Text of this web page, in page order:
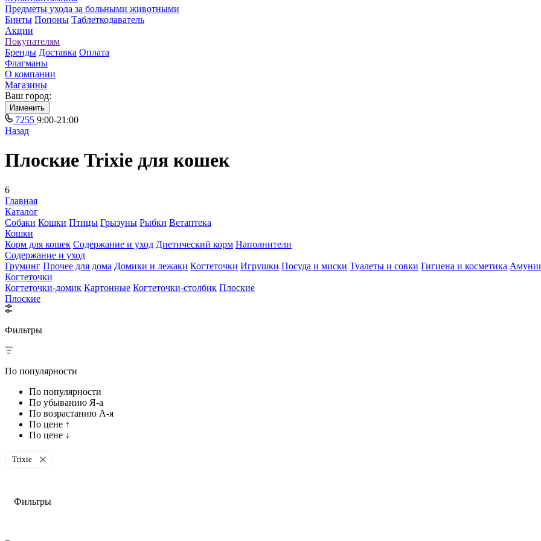
Предметы ухода за больными животными
Бинты Попоны Таблеткодаватель
Акции
Покупателям
Бренды Доставка Оплата
Флагманы
О компании
Магазины
Ваш город:
Изменить
7255 9:00-21:00
Назад
Плоские Trixie для кошек
6
Главная
Каталог
Собаки Кошки Птицы Грызуны Рыбки Ветаптека
Кошки
Корм для кошек Содержание и уход Диетический корм Наполнители
Содержание и уход
Груминг Прочее для дома Домики и лежаки Когтеточки Игрушки Посуда и миски Туалеты и совки Гигиена и косметика
Когтеточки
Когтеточки-домик Картонные Когтеточки-столбик Плоские
Плоские
Фильтры
По популярности
По популярности
По убыванию Я-а
По возрастанию А-я
По цене ↑
По цене ↓
Trixie
Фильтры